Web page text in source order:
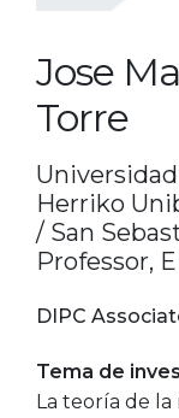
Jose
Torre
Herriko
/ San
Professor,
DIPC
Tema de
La teoría de la